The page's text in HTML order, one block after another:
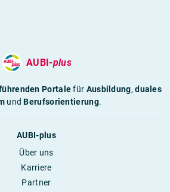
AUBI-plus
Portalefür Ausbildung,duales
undBerufsorientierung.
AUBI-plus
Über uns
Karriere
Partner